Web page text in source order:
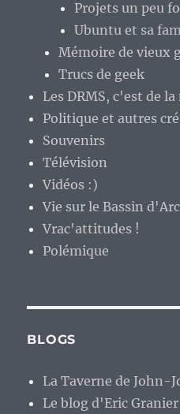
Projets un peu
Ubuntu et sa
Mémoire de vieux
Trucs de geek
Les DRMS, c'est de
Politique et autres
Souvenirs
Télévision
Vidéos :)
Vie sur le Bassin
Vrac'attitudes !
Polémique
BLOGS
La Taverne de John-
Le blog d'Eric Granier